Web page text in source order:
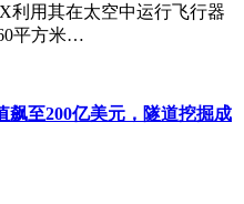
利用其在太空中运行飞行器
平方米…
飙至200亿美元，隧道挖掘成